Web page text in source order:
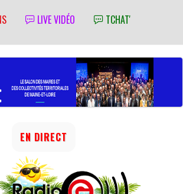
LIVE VIDÉO TCHAT'
EN DIRECT